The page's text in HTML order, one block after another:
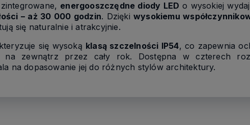
energooszczędne diody LED o wysokiej
– aż 30 000 godzin. Dziękiwysokiemu
się naturalnie i atrakcyjnie.
się wysoką klasą szczelności IP54, co zapewnia
na zewnątrz przez cały rok. Dostępna w czterech
na dopasowanie jej do różnych stylów architektury.